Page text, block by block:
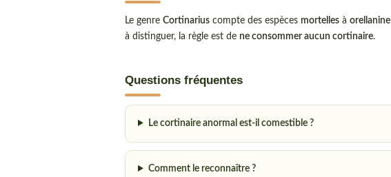
Le genre Cortinarius compte des espèces mortelles à orellanine
à distinguer, la règle est de ne consommer aucun cortinaire.
Questions fréquentes
Le cortinaire anormal est-il comestible ?
Comment le reconnaître ?